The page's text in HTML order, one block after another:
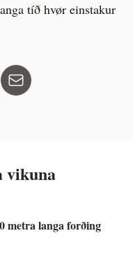
tíð hvør einstakur
vikuna
metra langa forðing